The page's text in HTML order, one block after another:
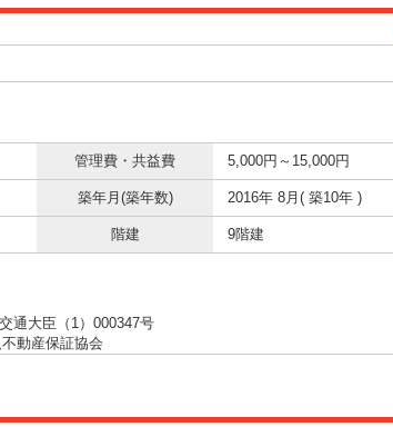
管理費・共益費 5,000円～15,000円
築年月(築年数) 2016年 8月( 築10年 )
階建 9階建
通大臣（1）000347号
動産保証協会